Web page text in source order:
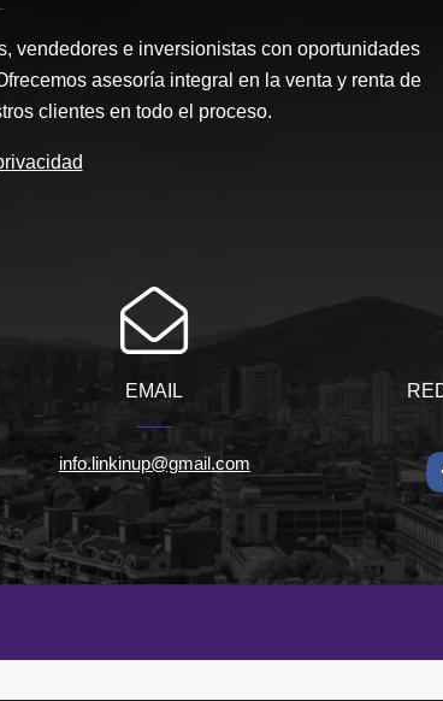
vendedores e inversionistas con oportunidades
asesoría integral en la venta y renta de
clientes en todo el proceso.
EMAIL
info.linkinup@gmail.com